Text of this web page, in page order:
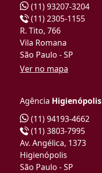
(11) 93207-3204
(11) 2305-1155
R. Tito, 766
Vila Romana
São Paulo - SP
Ver no mapa
Agência Higienópolis
(11) 94193-4662
(11) 3803-7995
Av. Angélica, 1373
Higienópolis
São Paulo - SP